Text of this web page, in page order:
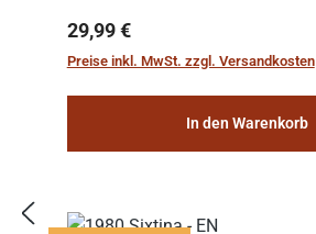
Regulärer Preis:
29,99 €
Preise inkl. MwSt. zzgl. Versandkosten
In den Warenkorb